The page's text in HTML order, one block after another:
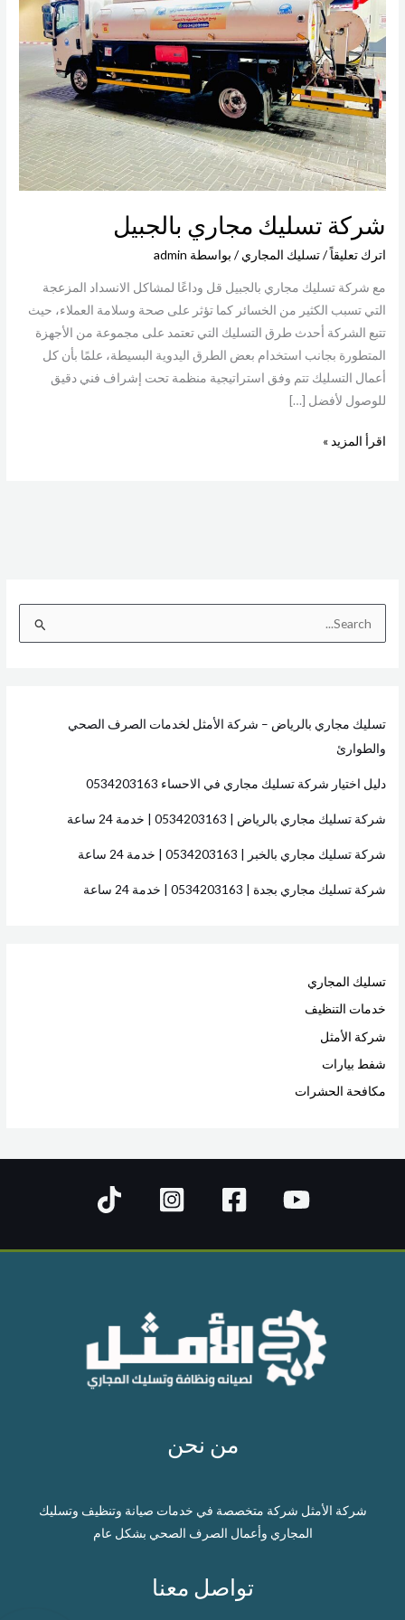
شركة تسليك مجاري بالجبيل
اترك تعليقاً/تسليك المجاري / بواسطة admin
مع شركة تسليك مجاري بالجبيل قل وداعًا لمشاكل الانسداد المزعجة
التي تسبب الكثير من الخسائر كما تؤثر على صحة وسلامة العملاء، حيث
تتبع الشركة أحدث طرق التسليك التي تعتمد على مجموعة من الأجهزة
المتطورة بجانب استخدام بعض الطرق اليدوية البسيطة، علمًا بأن كل
أعمال التسليك تتم وفق استراتيجية منظمة تحت إشراف فني دقيق
للوصول لأفضل […]
بالجبيل
اقرأ المزيد »
ث
ع
تسليك مجاري بالرياض – شركة الأمثل لخدمات الصرف الصحي
والطوارئ
دليل اختيار شركة تسليك مجاري في الاحساء 0534203163
شركة تسليك مجاري بالرياض | 0534203163 | خدمة 24 ساعة
شركة تسليك مجاري بالخبر | 0534203163 | خدمة 24 ساعة
شركة تسليك مجاري بجدة | 0534203163 | خدمة 24 ساعة
تسليك المجاري
خدمات التنظيف
شركة الأمثل
شفط بيارات
مكافحة الحشرات
من نحن
شركة الأمثل شركة متخصصة في خدمات صيانة وتنظيف وتسليك
المجاري وأعمال الصرف الصحي بشكل عام
تواصل معنا